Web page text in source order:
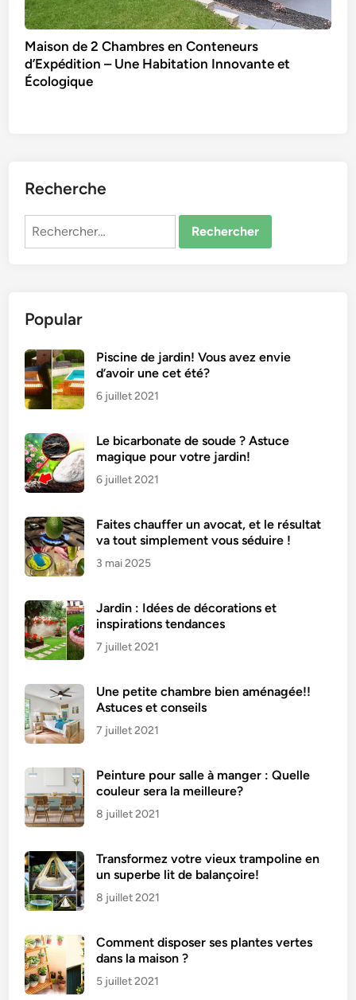
Maison de 2 Chambres en Conteneurs
d’Expédition – Une Habitation Innovante et
Écologique
Recherche
Rechercher :
Popular
Piscine de jardin! Vous avez envie
d’avoir une cet été?
6 juillet 2021
Le bicarbonate de soude ? Astuce
magique pour votre jardin!
6 juillet 2021
Faites chauffer un avocat, et le résultat
va tout simplement vous séduire !
3 mai 2025
Jardin : Idées de décorations et
inspirations tendances
7 juillet 2021
Une petite chambre bien aménagée!!
Astuces et conseils
7 juillet 2021
Peinture pour salle à manger : Quelle
couleur sera la meilleure?
8 juillet 2021
Transformez votre vieux trampoline en
un superbe lit de balançoire!
8 juillet 2021
Comment disposer ses plantes vertes
dans la maison ?
5 juillet 2021